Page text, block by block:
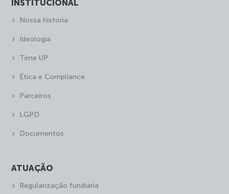
INSTITUCIONAL
Nossa história
Ideologia
Time UP
Ética e Compliance
Parceiros
LGPD
Documentos
ATUAÇÃO
Regularização fundiária